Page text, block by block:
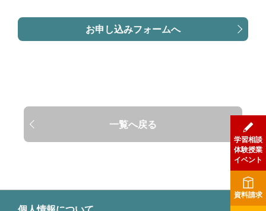
お申し込みフォームへ
一覧へ戻る
学習相談
体験授業
イベント
資料請求